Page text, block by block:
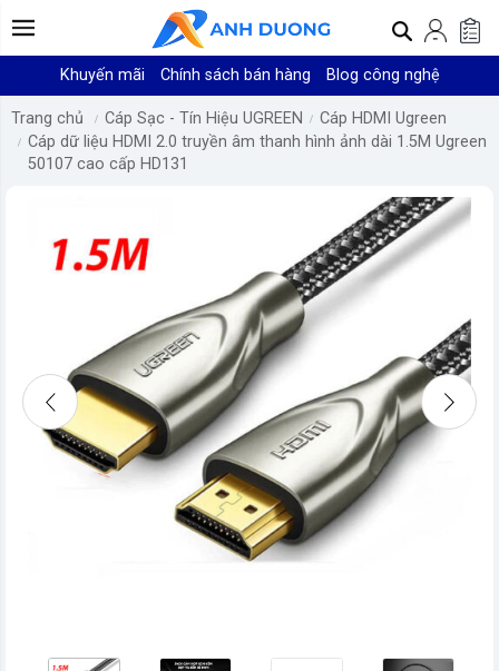
Khuyến mãi Chính sách bán hàng Blog công nghệ
Trang chủ Cáp Sạc - Tín Hiệu UGREEN
Cáp HDMI Ugreen
Cáp dữ liệu HDMI 2.0 truyền âm thanh hình ảnh dài 1.5M Ugreen
50107 cao cấp HD131